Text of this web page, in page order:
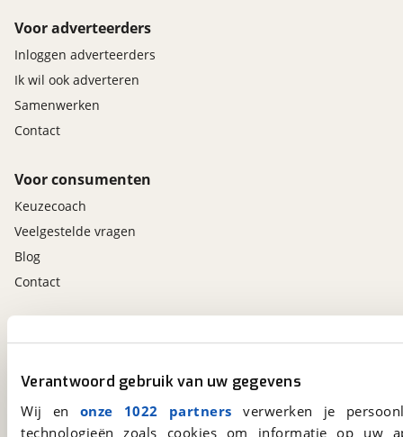
Verantwoord gebruik van uw gegevens
Wij en onze 1022 partners verwerken je
technologieën zoals cookies om informatie op
Voor adverteerders
Inloggen adverteerders
Ik wil ook adverteren
Samenwerken
Contact
Voor consumenten
Keuzecoach
Veelgestelde vragen
Blog
Contact
Download 'm nu.